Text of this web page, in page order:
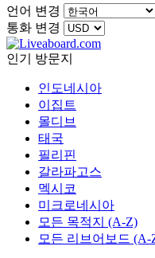
언어 변경
통화 변경
인기 방문지
인도네시아
이집트
몰디브
태국
필리핀
갈라파고스
멕시코
미크로네시아
모든 목적지 (A-Z)
모든 리브어보드 (A-